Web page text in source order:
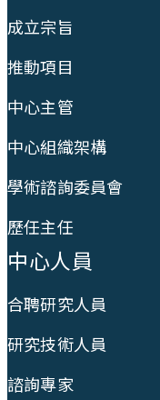
成立宗旨
推動項目
中心主管
中心組織架構
學術諮詢委員會
歷任主任
中心人員
合聘研究人員
研究技術人員
諮詢專家